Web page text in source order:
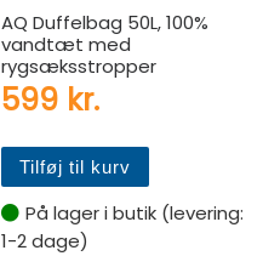
AQ Duffelbag 50L, 100%
vandtæt med
rygsæksstropper
599 kr.
Tilføj til kurv
På lager i butik (levering:
1-2 dage)